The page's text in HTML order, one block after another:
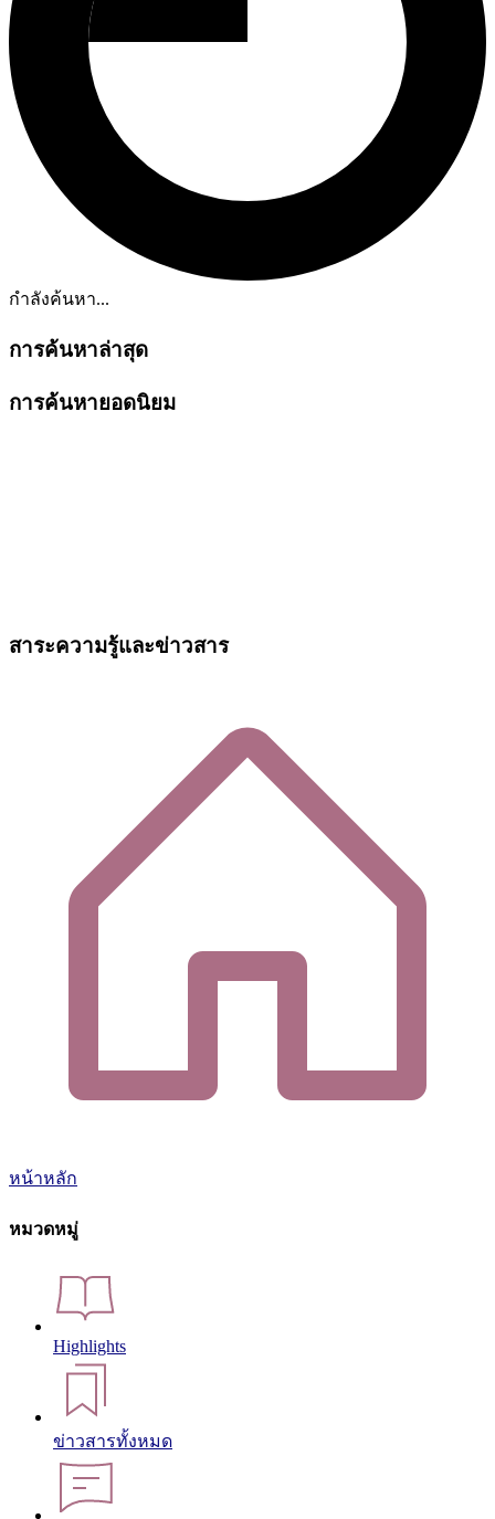
กำลังค้นหา...
การค้นหาล่าสุด
การค้นหายอดนิยม
สาระความรู้และข่าวสาร
หน้าหลัก
หมวดหมู่
Highlights
ข่าวสารทั้งหมด